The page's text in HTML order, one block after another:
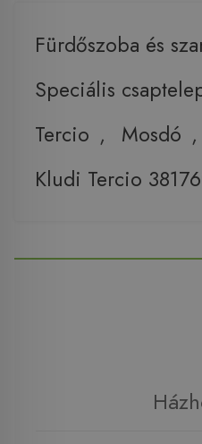
Fürdőszoba és
Speciális
Tercio , Mosdó ,
Kludi Tercio